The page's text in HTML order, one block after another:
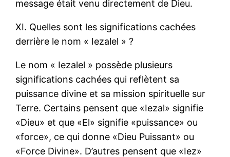
message était venu directement de Dieu.
XI. Quelles sont les significations cachées
derrière le nom « Iezalel » ?
Le nom « Iezalel » possède plusieurs
significations cachées qui reflètent sa
puissance divine et sa mission spirituelle sur
Terre. Certains pensent que «Iezal» signifie
«Dieu» et que «El» signifie «puissance» ou
«force», ce qui donne «Dieu Puissant» ou
«Force Divine». D’autres pensent que «Iez»